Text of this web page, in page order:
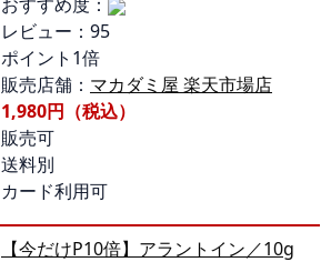
レビュー：95
ポイント1倍
販売店舗： マカダミ屋 楽天市場店
1,980円（税込）
販売可
送料別
カード利用可
【今だけP10倍】アラントイン／10g